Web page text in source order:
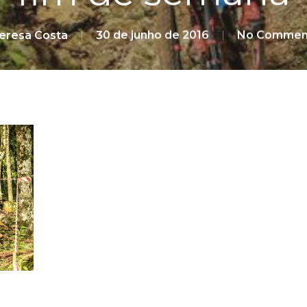
Costa 30 de junho de 2016 No